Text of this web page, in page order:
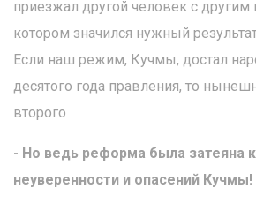
приезжал другой человек с другим
котором значился нужный
Если наш режим, Кучмы, достал
десятого года правления, то
второго
- Но ведь реформа была затеяна
неуверенности и опасений Кучмы!